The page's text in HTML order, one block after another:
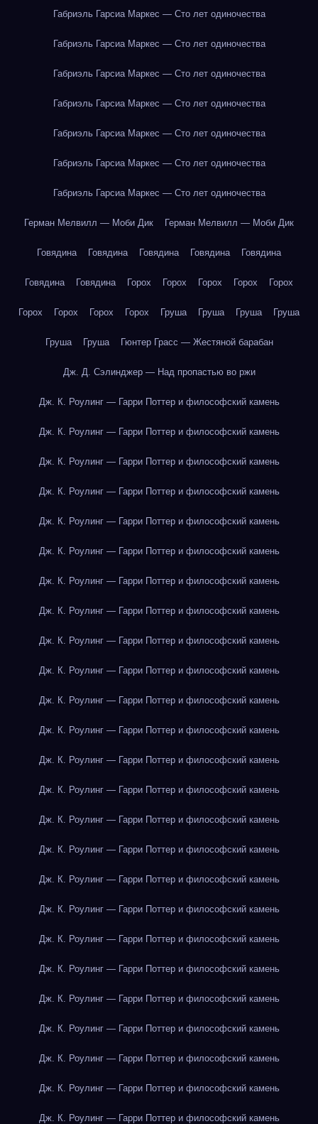
Габриэль Гарсиа Маркес — Сто лет одиночества
Габриэль Гарсиа Маркес — Сто лет одиночества
Габриэль Гарсиа Маркес — Сто лет одиночества
Габриэль Гарсиа Маркес — Сто лет одиночества
Габриэль Гарсиа Маркес — Сто лет одиночества
Габриэль Гарсиа Маркес — Сто лет одиночества
Габриэль Гарсиа Маркес — Сто лет одиночества
Герман Мелвилл — Моби Дик Герман Мелвилл — Моби Дик
Говядина Говядина Говядина Говядина Говядина
Говядина Говядина Горох Горох Горох Горох Горох
Горох Горох Горох Горох Груша Груша Груша Груша
Груша Груша Гюнтер Грасс — Жестяной барабан
Дж. Д. Сэлинджер — Над пропастью во ржи
Дж. К. Роулинг — Гарри Поттер и философский камень
Дж. К. Роулинг — Гарри Поттер и философский камень
Дж. К. Роулинг — Гарри Поттер и философский камень
Дж. К. Роулинг — Гарри Поттер и философский камень
Дж. К. Роулинг — Гарри Поттер и философский камень
Дж. К. Роулинг — Гарри Поттер и философский камень
Дж. К. Роулинг — Гарри Поттер и философский камень
Дж. К. Роулинг — Гарри Поттер и философский камень
Дж. К. Роулинг — Гарри Поттер и философский камень
Дж. К. Роулинг — Гарри Поттер и философский камень
Дж. К. Роулинг — Гарри Поттер и философский камень
Дж. К. Роулинг — Гарри Поттер и философский камень
Дж. К. Роулинг — Гарри Поттер и философский камень
Дж. К. Роулинг — Гарри Поттер и философский камень
Дж. К. Роулинг — Гарри Поттер и философский камень
Дж. К. Роулинг — Гарри Поттер и философский камень
Дж. К. Роулинг — Гарри Поттер и философский камень
Дж. К. Роулинг — Гарри Поттер и философский камень
Дж. К. Роулинг — Гарри Поттер и философский камень
Дж. К. Роулинг — Гарри Поттер и философский камень
Дж. К. Роулинг — Гарри Поттер и философский камень
Дж. К. Роулинг — Гарри Поттер и философский камень
Дж. К. Роулинг — Гарри Поттер и философский камень
Дж. К. Роулинг — Гарри Поттер и философский камень
Дж. К. Роулинг — Гарри Поттер и философский камень